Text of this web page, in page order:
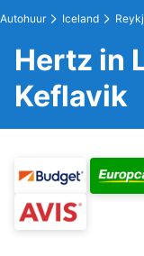
Autohuur Iceland
Hertz in
Keflavik